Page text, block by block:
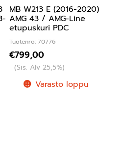
MB W213 E (2016-2020)
AMG 43 / AMG-Line
etupuskuri PDC
Tuotenro: 70776
€799,00
(Sis. Alv 25,5%)
Varasto loppu